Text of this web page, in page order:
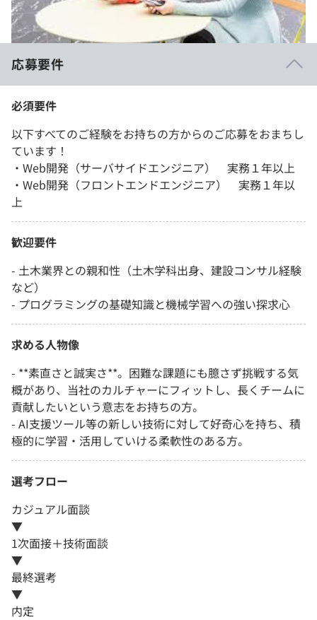
応募要件
必須要件
以下すべてのご経験をお持ちの方からのご応募をおまちし
ています！
・Web開発（サーバサイドエンジニア） 実務１年以上
・Web開発（フロントエンドエンジニア） 実務１年以
上
歓迎要件
- 土木業界との親和性（土木学科出身、建設コンサル経験
など）
- プログラミングの基礎知識と機械学習への強い探求心
求める人物像
- **素直さと誠実さ**。困難な課題にも臆さず挑戦する気
概があり、当社のカルチャーにフィットし、長くチームに
貢献したいという意志をお持ちの方。
- AI支援ツール等の新しい技術に対して好奇心を持ち、積
極的に学習・活用していける柔軟性のある方。
選考フロー
カジュアル面談
▼
1次面接＋技術面談
▼
最終選考
▼
内定